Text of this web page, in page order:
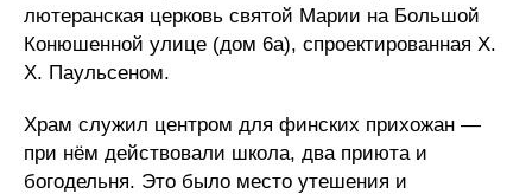
лютеранская церковь святой Марии на Большой
Конюшенной улице (дом 6а), спроектированная Х.
Х. Паульсеном.
Храм служил центром для финских прихожан —
при нём действовали школа, два приюта и
богодельня. Это было место утешения и